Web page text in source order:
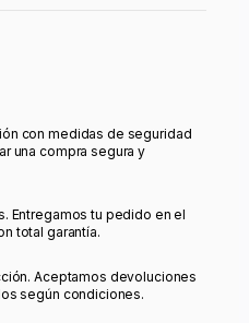
con medidas de seguridad
una compra segura y
Entregamos tu pedido en el
total garantía.
Aceptamos devoluciones
según condiciones.